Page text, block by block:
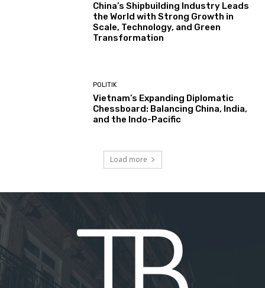
China’s Shipbuilding Industry Leads
the World with Strong Growth in
Scale, Technology, and Green
Transformation
POLITIK
Vietnam’s Expanding Diplomatic
Chessboard: Balancing China, India,
and the Indo-Pacific
Load more